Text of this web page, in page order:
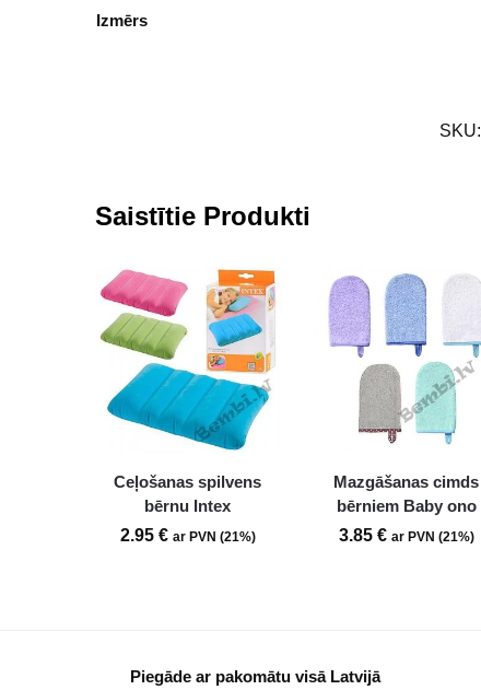
Izmērs
SKU:
Saistītie Produkti
Ceļošanas spilvens
bērnu Intex
2.95 € ar PVN (21%)
Mazgāšanas cimds
bērniem Baby ono
3.85 € ar PVN (21%)
Piegāde ar pakomātu visā Latvijā